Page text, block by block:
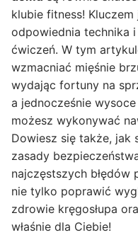
klubie fitness!
odpowiednia technika
ćwiczeń. W tym
wzmacniać mięśnie
wydając fortuny na
a jednocześnie
możesz wykonywać
Dowiesz się także, jak
zasady
najczęstszych błędów
nie tylko poprawić
zdrowie kręgosłupa
właśnie dla Ciebie!